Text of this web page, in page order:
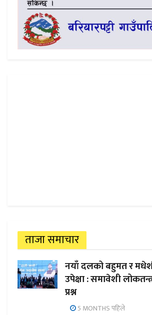
ताजा समाचार
नयाँ दलको बहुमत र
उपेक्षा : समावेशी
प्रश्न
5 MONTHS पहिले